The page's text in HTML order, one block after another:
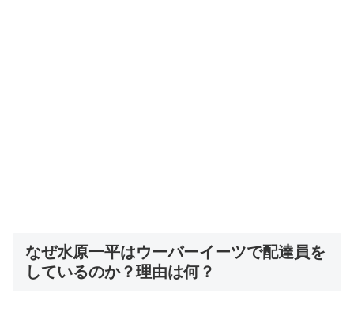
なぜ水原一平はウーバーイーツで配達員を
しているのか？理由は何？